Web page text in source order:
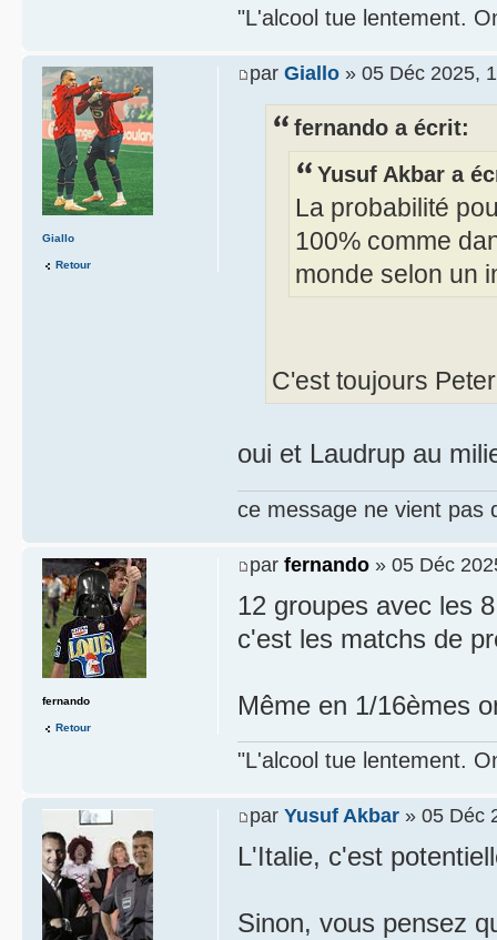
"L'alcool tue lentement.
par Giallo » 05 Déc 2025,
fernando a écrit:
Yusuf Akbar a
La probabilité
100% comme
monde selon un
C'est toujours
oui et Laudrup au
ce message ne vient pas
Giallo
Retour
par fernando » 05 Déc
12 groupes avec les
c'est les matchs de
Même en 1/16èmes
"L'alcool tue lentement.
fernando
Retour
par Yusuf Akbar » 05 Déc
L'Italie, c'est
Sinon, vous pensez